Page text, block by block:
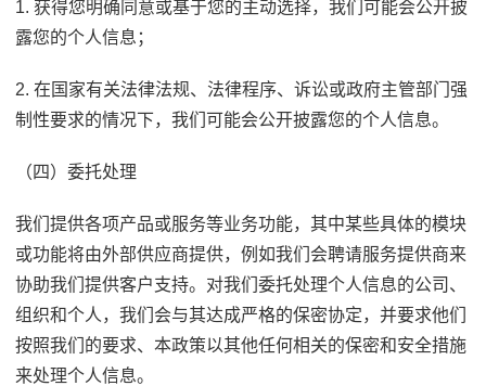
1. 获得您明确同意或基于您的主动选择，我们可能会公开披
露您的个人信息；
2. 在国家有关法律法规、法律程序、诉讼或政府主管部门强
制性要求的情况下，我们可能会公开披露您的个人信息。
（四）委托处理
我们提供各项产品或服务等业务功能，其中某些具体的模块
或功能将由外部供应商提供，例如我们会聘请服务提供商来
协助我们提供客户支持。对我们委托处理个人信息的公司、
组织和个人，我们会与其达成严格的保密协定，并要求他们
按照我们的要求、本政策以其他任何相关的保密和安全措施
来处理个人信息。